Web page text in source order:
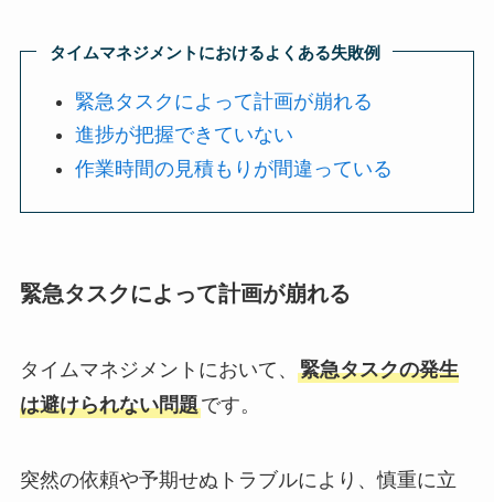
タイムマネジメントにおけるよくある失敗例
緊急タスクによって計画が崩れる
進捗が把握できていない
作業時間の見積もりが間違っている
緊急タスクによって計画が崩れる
タイムマネジメントにおいて、 緊急タスクの発生
は避けられない問題です。
突然の依頼や予期せぬトラブルにより、慎重に立